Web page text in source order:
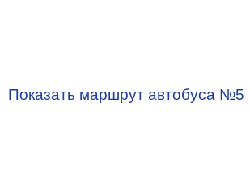
Показать маршрут автобуса №5